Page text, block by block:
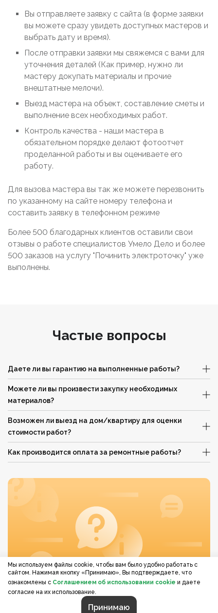
Вы отправляете заявку с сайта (в форме заявки
вы можете сразу увидеть доступных мастеров и
выбрать дату и время).
После отправки заявки мы свяжемся с вами для
уточнения деталей (Как пример, нужно ли
мастеру докупать материалы и прочие
внештатные мелочи).
Выезд мастера на объект, составление сметы и
выполнение всех необходимых работ.
Контроль качества - наши мастера в
обязательном порядке делают фотоотчет
проделанной работы и вы оцениваете его
работу.
Для вызова мастера вы так же можете перезвонить
по указанному на сайте номеру телефона и
составить заявку в телефонном режиме
Более 500 благодарных клиентов оставили свои
отзывы о работе специалистов Умело Дело и более
500 заказов на услугу "Починить электроточку" уже
выполнены.
Частые вопросы
Даете ли вы гарантию на выполненные работы?
Можете ли вы произвести закупку необходимых
материалов?
Возможен ли выезд на дом/квартиру для оценки
стоимости работ?
Как производится оплата за ремонтные работы?
Мы используем файлы cookie, чтобы вам было удобно работать с
сайтом. Нажимая кнопку «Принимаю», Вы подтверждаете, что
ознакомлены с Соглашением об использовании cookie и даете
согласие на их использование.
Принимаю